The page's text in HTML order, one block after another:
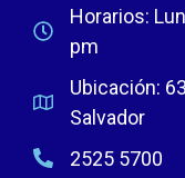
Horarios:
pm
Ubicación:
Salvador
2525 5700